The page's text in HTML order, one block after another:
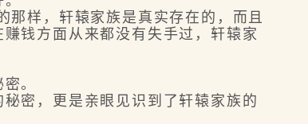
样，轩辕家族是真实存在的，而且
钱方面从来都没有失手过，轩辕家
。
密，更是亲眼见识到了轩辕家族的